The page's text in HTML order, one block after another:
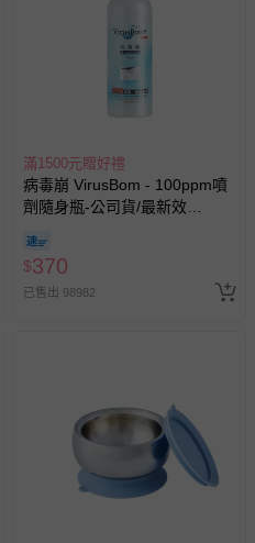
滿1500元贈好禮
病毒崩 VirusBom - 100ppm噴
劑隨身瓶-公司貨/最新效
$370
已售出 98982